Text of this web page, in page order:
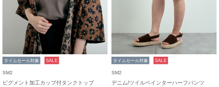
タイムセール対象 SALE
SM2
ピグメント加工カップ付タンクトップ
タイムセール対象 SALE
SM2
デニム/ツイルペインターハーフパンツ